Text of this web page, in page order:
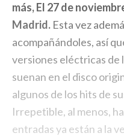
más, El 27 de
Madrid. Esta vez
acompañándoles, así
versiones eléctricas de
suenan en el disco
algunos de los hits de
Irrepetible, al menos,
entradas ya están a la